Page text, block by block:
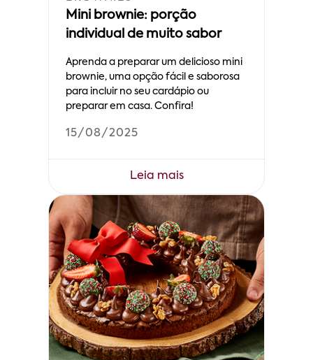
Mini brownie: porção
individual de muito sabor
Aprenda a preparar um delicioso mini
brownie, uma opção fácil e saborosa
para incluir no seu cardápio ou
preparar em casa. Confira!
15/08/2025
Leia mais